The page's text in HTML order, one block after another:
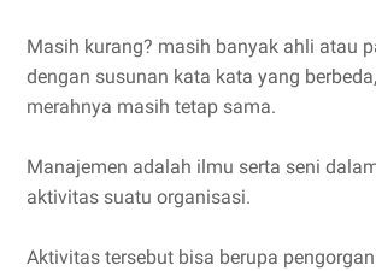
Masih kurang? masih banyak ahli atau
dengan susunan kata kata yang
merahnya masih tetap sama.
Manajemen adalah ilmu serta seni
aktivitas suatu organisasi.
Aktivitas tersebut bisa berupa